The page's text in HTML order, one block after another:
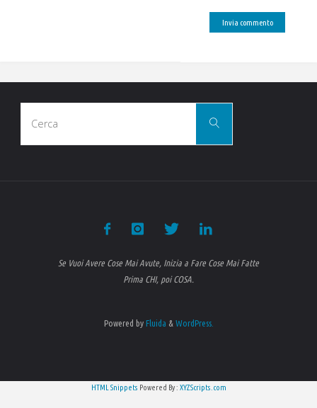
Cerca
Se Vuoi Avere Cose Mai Avute, Inizia a Fare Cose Mai Fatte
Prima CHI, poi COSA.
Powered byFluida & WordPress.
HTML Snippets Powered By : XYZScripts.com